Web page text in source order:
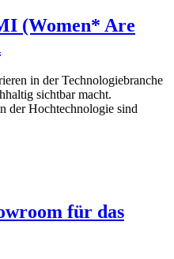
(Women* Are
in der Technologiebranche
sichtbar macht.
der Hochtechnologie sind
für das